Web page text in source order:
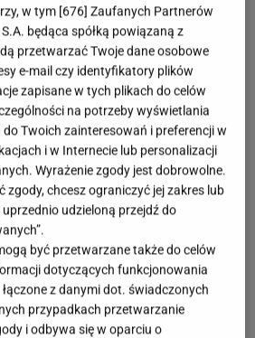
w tym [676] Zaufanych Partnerów
będąca spółką powiązaną z
przetwarzać Twoje dane osobowe
e-mail czy identyfikatory plików
zapisane w tych plikach do celów
na potrzeby wyświetlania
Twoich zainteresowań i preferencji w
i w Internecie lub personalizacji
Wyrażenie zgody jest dobrowolne.
zgody, chcesz ograniczyć jej zakres lub
udzieloną przejdź do
być przetwarzane także do celów
dotyczących funkcjonowania
z danymi dot. świadczonych
przypadkach przetwarzanie
i odbywa się w oparciu o